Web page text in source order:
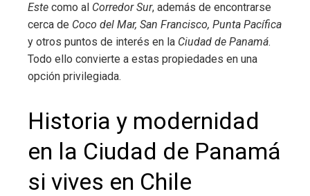
Este como al Corredor Sur, además de encontrarse
cerca de Coco del Mar, San Francisco, Punta Pacífica
y otros puntos de interés en la Ciudad de Panamá.
Todo ello convierte a estas propiedades en una
opción privilegiada.
Historia y modernidad
en la Ciudad de Panamá
si vives en Chile